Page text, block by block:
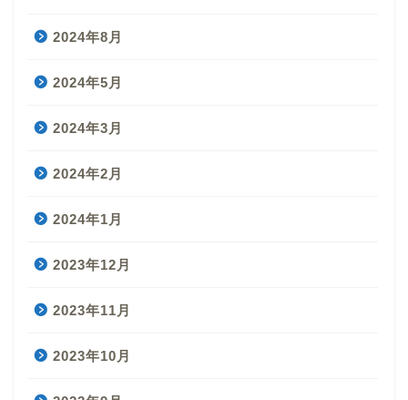
2024年8月
2024年5月
2024年3月
2024年2月
2024年1月
2023年12月
2023年11月
2023年10月